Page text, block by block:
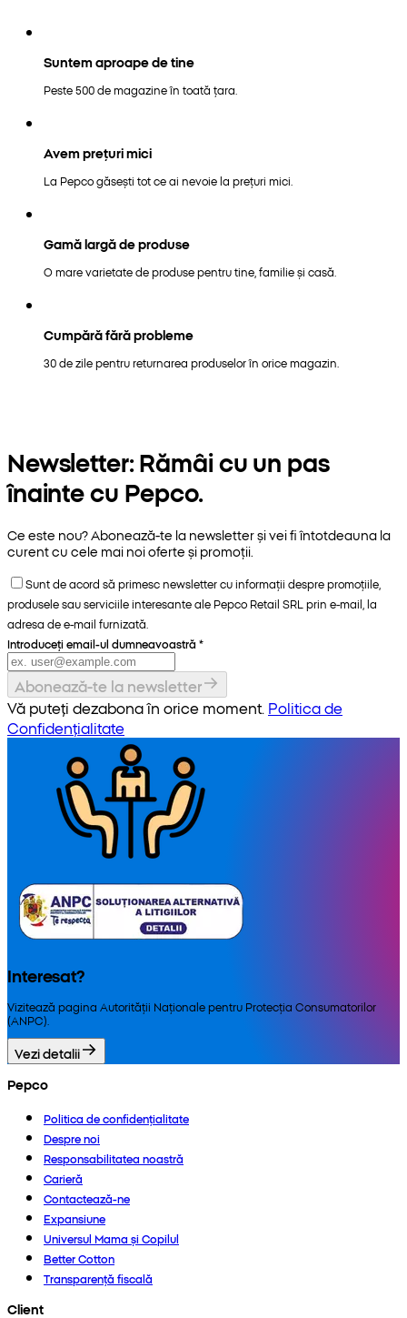
Suntem aproape de tine
Peste 500 de magazine în toată țara.
Avem prețuri mici
La Pepco găsești tot ce ai nevoie la prețuri mici.
Gamă largă de produse
O mare varietate de produse pentru tine, familie și casă.
Cumpără fără probleme
30 de zile pentru returnarea produselor în orice magazin.
Newsletter: Rămâi cu un pas
înainte cu Pepco.
Ce este nou? Abonează-te la newsletter și vei fi întotdeauna la
curent cu cele mai noi oferte și promoții.
Sunt de acord să primesc newsletter cu informații despre promoțiile,
produsele sau serviciile interesante ale Pepco Retail SRL prin e-mail, la
adresa de e-mail furnizată.
Introduceți email-ul dumneavoastră *
Abonează-te la newsletter
Vă puteți dezabona în orice moment. Politica de
Confidențialitate
Interesat?
Vizitează pagina Autorității Naționale pentru Protecția Consumatorilor
(ANPC).
Vezi detalii
Pepco
Politica de confidențialitate
Despre noi
Responsabilitatea noastră
Carieră
Contactează-ne
Expansiune
Universul Mama și Copilul
Better Cotton
Transparență fiscală
Client